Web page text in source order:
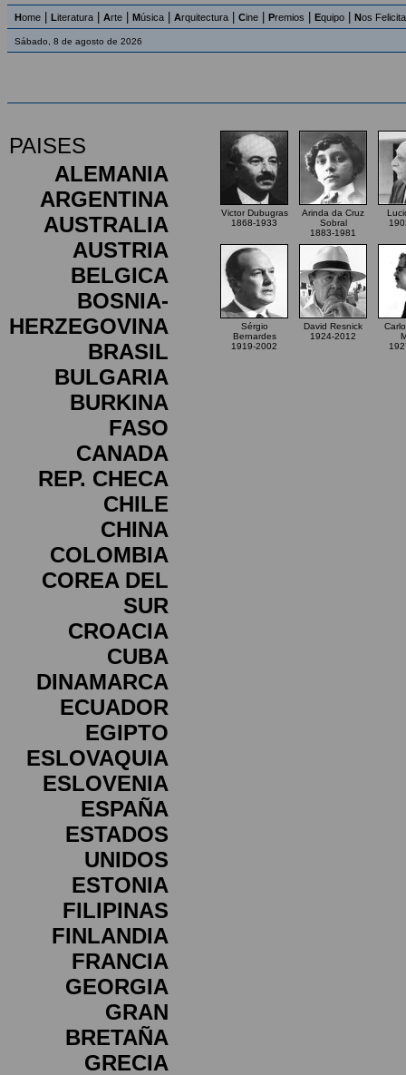
Home Literatura Arte Música Arquitectura Cine Premios Equipo Nos
Sábado, 8 de agosto de 2026
PAISES
ALEMANIA
ARGENTINA
AUSTRALIA
AUSTRIA
BELGICA
BOSNIA-
HERZEGOVINA
BRASIL
BULGARIA
BURKINA
FASO
CANADA
REP. CHECA
CHILE
CHINA
COLOMBIA
COREA DEL
SUR
CROACIA
CUBA
DINAMARCA
ECUADOR
EGIPTO
ESLOVAQUIA
ESLOVENIA
ESPAÑA
ESTADOS
UNIDOS
ESTONIA
FILIPINAS
FINLANDIA
FRANCIA
GEORGIA
GRAN
BRETAÑA
GRECIA
Victor Dubugras
1868-1933
Arinda da Cruz
Sobral
1883-1981
Sérgio
Bernardes
1919-2002
David Resnick
1924-2012